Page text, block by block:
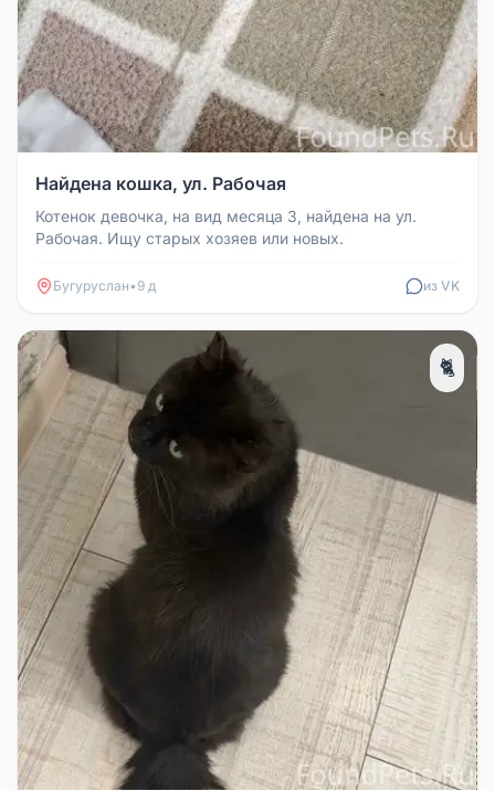
Найдена кошка, ул. Рабочая
Котенок девочка, на вид месяца 3, найдена на ул.
Рабочая. Ищу старых хозяев или новых.
Бугуруслан• 9 д из VK
🐈